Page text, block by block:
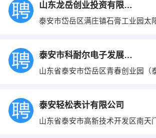
山东龙岳创业投资有限公司
泰安市岱岳区满庄镇石膏工业园太
泰安市科耐尔电子发展有限公司
山东省泰安市岱岳区青春创业园（
泰安轻松表计有限公司
山东省泰安市高新技术开发区南天